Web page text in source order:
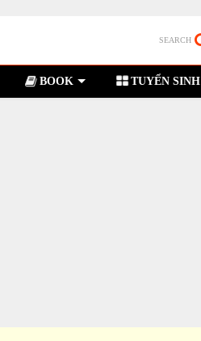
SEARCH
BOOK TUYỂN SINH